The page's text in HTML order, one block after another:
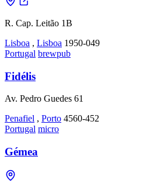
R. Cap. Leitão 1B
Lisboa , Lisboa 1950-049
Portugal brewpub
Fidélis
Av. Pedro Guedes 61
Penafiel , Porto 4560-452
Portugal micro
Gémea